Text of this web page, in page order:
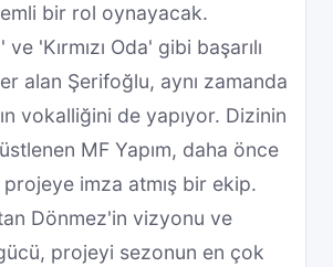
bir rol oynayacak.
'Kırmızı Oda' gibi başarılı
alan Şerifoğlu, aynı zamanda
vokalliğini de yapıyor. Dizinin
üstlenen MF Yapım, daha önce
imza atmış bir ekip.
Dönmez'in vizyonu ve
projeyi sezonun en çok